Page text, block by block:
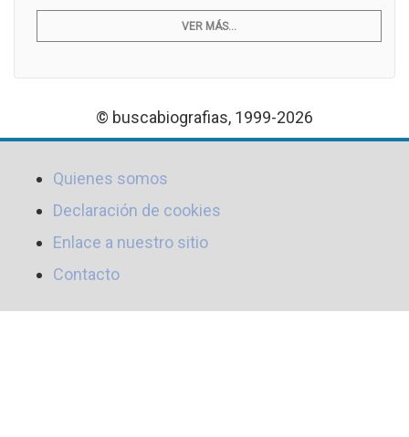
VER MÁS...
© buscabiografias, 1999-2026
Quienes somos
Declaración de cookies
Enlace a nuestro sitio
Contacto